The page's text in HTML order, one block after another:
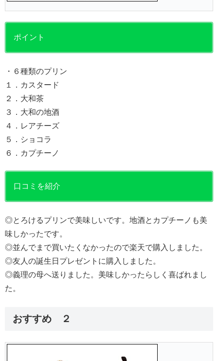
ポイント
・６種類のプリン
１．カスタード
２．大和茶
３．大和の地酒
４．レアチーズ
５．ショコラ
６．カプチーノ
口コミを紹介
◎とろけるプリンで美味しいです。地酒とカプチーノも美
味しかったです。
◎並んでまで買いたくなかったので楽天で購入しました。
◎友人の誕生日プレゼントに購入しました。
◎義理の母へ送りました。美味しかったらしく喜ばれまし
た。
おすすめ ２